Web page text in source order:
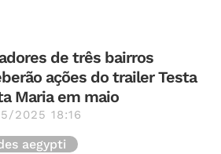
de três bairros
ações do trailer Testa
Maria em maio
2025 18:16
aegypti